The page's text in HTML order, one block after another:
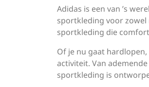
Adidas is een van ’s
sportkleding voor zowel
sportkleding die
Of je nu gaat
activiteit. Van
sportkleding is